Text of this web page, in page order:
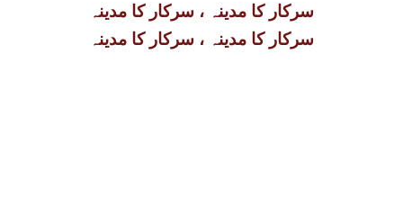
سرکار کا مدینہ ، سرکار کا مدینہ
سرکار کا مدینہ ، سرکار کا مدینہ